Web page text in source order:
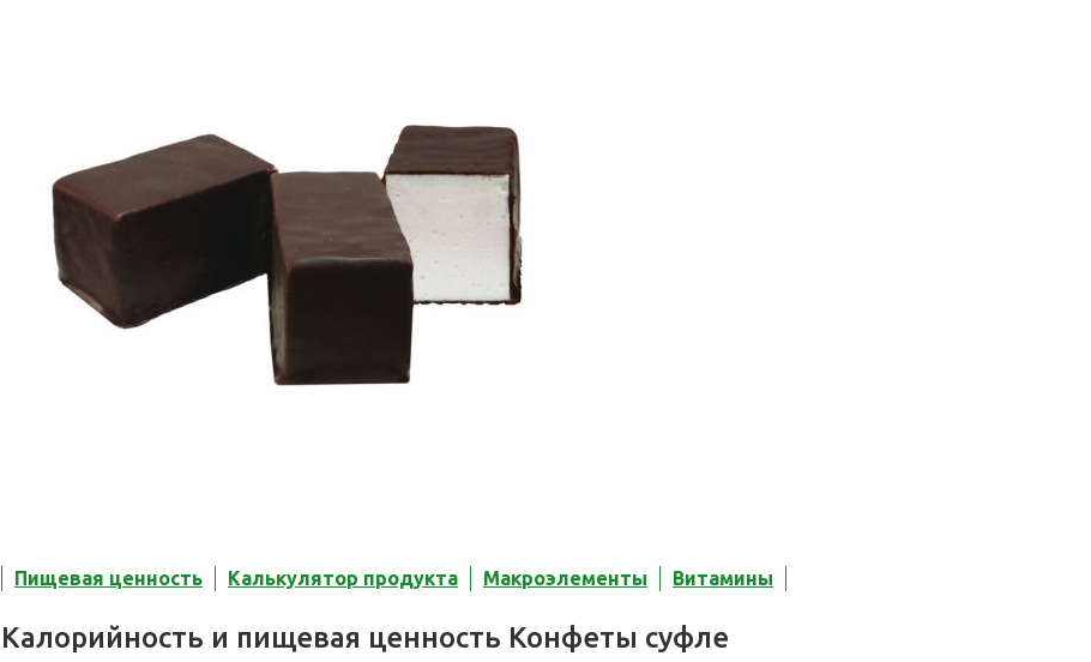
Пищевая ценность Калькулятор продукта Макроэлементы Витамины
Калорийность и пищевая ценность Конфеты суфле